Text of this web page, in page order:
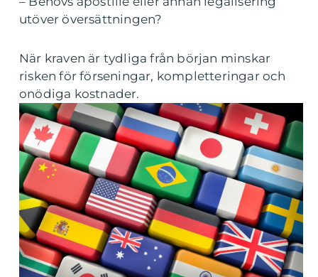
utöver översättningen?
När kraven är tydliga från början minskar
risken för förseningar, kompletteringar och
onödiga kostnader.